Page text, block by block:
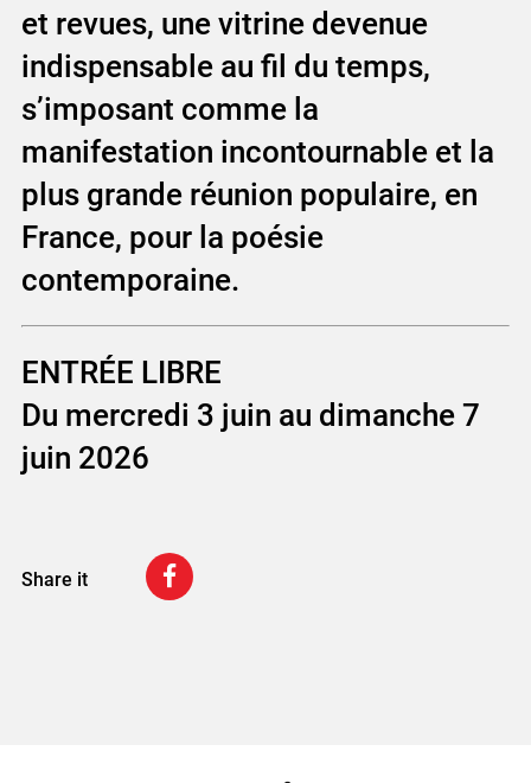
et revues, une vitrine devenue
indispensable au fil du temps,
s’imposant comme la
manifestation incontournable et la
plus grande réunion populaire, en
France, pour la poésie
contemporaine.
ENTRÉE LIBRE
Du mercredi 3 juin au dimanche 7
juin 2026
Share it